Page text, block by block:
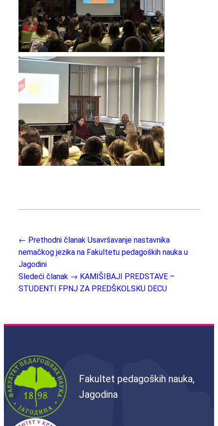
← Prethodni članak Usavršavanje nastavnika
nemačkog jezika na Fakultetu pedagoških nauka u
Jagodini
Sledeći članak → KAMIŠIBAJI PREDSTAVE –
STUDENTI FPNJ ZA PREDŠKOLSKU DECU
Fakultet pedagoških nauka,
Jagodina